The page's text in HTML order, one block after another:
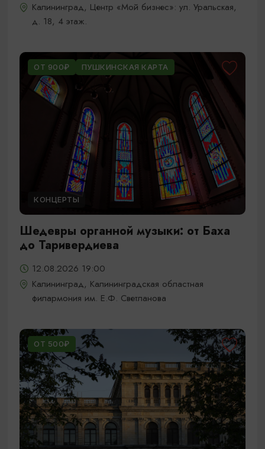
Калининград, Центр «Мой бизнес»: ул. Уральская,
д. 18, 4 этаж.
ОТ 900₽ ПУШКИНСКАЯ КАРТА
КОНЦЕРТЫ
Шедевры органной музыки: от Баха
до Таривердиева
12.08.2026 19:00
Калининград, Калининградская областная
филармония им. Е.Ф. Светланова
ОТ 500₽